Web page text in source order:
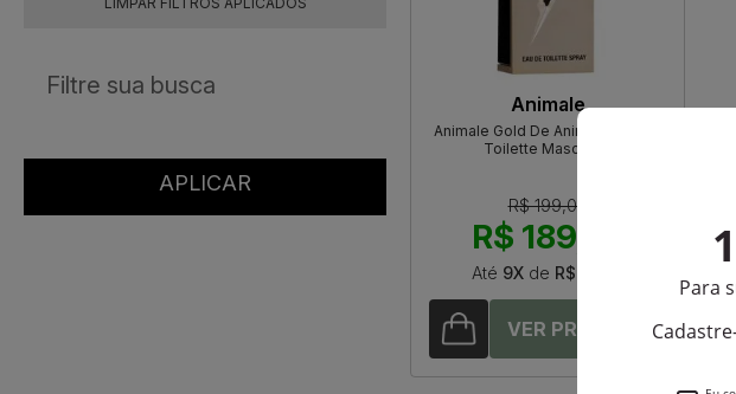
Animale
Animale Gold De Animale Eau De
Toilette Masculino
R$ 199,00
R$ 189,05
Até 9Xde R$ 21,00